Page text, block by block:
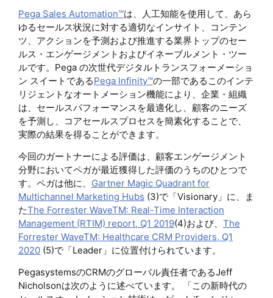
Pega Sales Automation™は、人工知能を使用して、あら
ゆるセールス状況に対する適切なインサイト、コンテン
ツ、アクションを予測および推進する業界トップのセー
ルス・エンゲージメントおよびイネーブルメント・ツー
ルです。Pega の次世代デジタルトランスフォーメーショ
ン スイートであるPega Infinity™の一部であるこのインテ
リジェントなオートメーション機能により、企業・組織
は、セールスパフォーマンスを最適化し、顧客のニーズ
を予測し、コアセールスプロセスを簡素化することで、
実際の結果を得ることができます。
今回のガートナーによる評価は、顧客エンゲージメント
分野においてペガが最近獲得した評価のうちのひとつで
す。ペガは他に、 Gartner Magic Quadrant for
Multichannel Marketing Hubs (3)で「Visionary」に、ま
たThe Forrester WaveTM: Real-Time Interaction
Management (RTIM) report, Q1 2019(4)および、 The
Forrester WaveTM: Healthcare CRM Providers, Q1
2020 (5)で「Leader」に位置付けられています。
PegasystemsのCRMのグローバル責任者であるJeff
Nicholsonは次のように述べています。 「この新時代の